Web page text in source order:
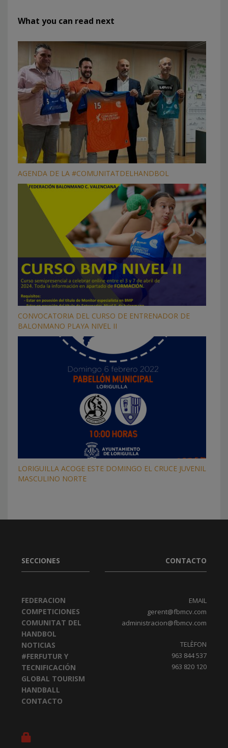
What you can read next
AGENDA DE LA #COMUNITATDELHANDBOL
CONVOCATORIA DEL CURSO DE ENTRENADOR DE
BALONMANO PLAYA NIVEL II
LORIGUILLA ACOGE ESTE DOMINGO EL CRUCE JUVENIL
MASCULINO NORTE
SECCIONES
FEDERACION
COMPETICIONES
COMUNITAT DEL
HANDBOL
NOTICIAS
#FERFUTUR Y
TECNIFICACIÓN
GLOBAL TOURISM
HANDBALL
CONTACTO
CONTACTO
EMAIL
gerent@fbmcv.com
administracion@fbmcv.com
TELÈFON
963 844 537
963 820 120